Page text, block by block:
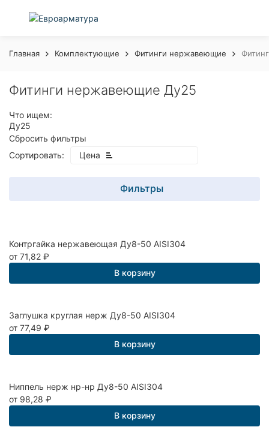
Главная Комплектующие Фитинги нержавеющие
Фитинги нержавеющие Ду25
Что ищем:
Ду25
Сбросить фильтры
Сортировать:
Цена
покупателей
Фильтры
Контргайка нержавеющая Ду8-50 AISI304
от 71,82 ₽
В корзину
Заглушка круглая нерж Ду8-50 AISI304
от 77,49 ₽
В корзину
Ниппель нерж нр-нр Ду8-50 AISI304
от 98,28 ₽
В корзину